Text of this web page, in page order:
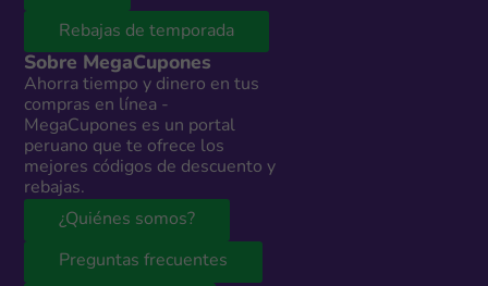
Rebajas de temporada
Sobre MegaCupones
Ahorra tiempo y dinero en tus
compras en línea -
MegaCupones es un portal
peruano que te ofrece los
mejores códigos de descuento y
rebajas.
¿Quiénes somos?
Preguntas frecuentes